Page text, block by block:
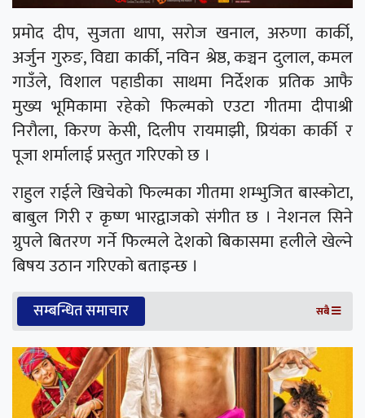
प्रमोद दीप, सुजता थापा, सरोज खनाल, अरुणा कार्की,
अर्जुन गुरुङ, विद्या कार्की, नविन श्रेष्ठ, कञ्चन दुलाल, कमल
गाउँले, विशाल पहाडीका साथमा निर्देशक प्रतिक आफै
मुख्य भूमिकामा रहेको फिल्मको एउटा गीतमा दीपाश्री
निरौला, किरण केसी, दिलीप रायमाझी, प्रियंका कार्की र
पूजा शर्मालाई प्रस्तुत गरिएको छ ।
राहुल राईले खिचेको फिल्मका गीतमा शम्भुजित बास्कोटा,
बाबुल गिरी र कृष्ण भारद्वाजको संगीत छ । नेशनल सिने
ग्रुपले बितरण गर्ने फिल्मले देशको बिकासमा हलीले खेल्ने
बिषय उठान गरिएको बताइन्छ ।
सम्बन्धित समाचार सबै